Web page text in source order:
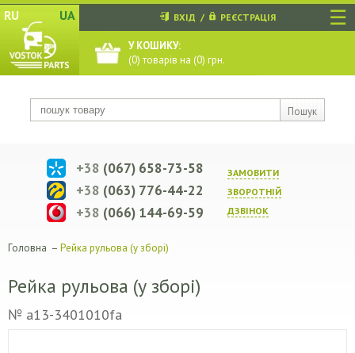
☰
RU UA
Пошук
ВХІД / РЕЄСТРАЦІЯ
У КОШИКУ:
(0) товарів на (0) грн.
ЗАМОВИТИ
ЗВОРОТНIЙ
ДЗВIНОК
+38 (067) 658-73-58
+38 (063) 776-44-22
+38 (066) 144-69-59
Головна – Рейка рульова (у зборі)
Рейка рульова (у зборі)
№ a13-3401010fa